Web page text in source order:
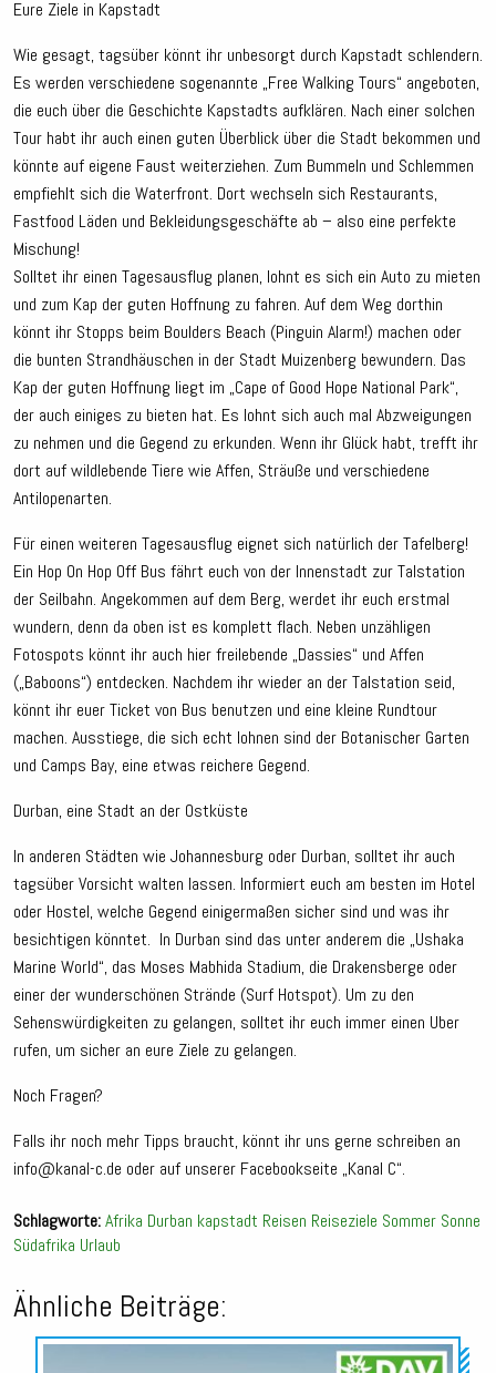
Eure Ziele in Kapstadt
Wie gesagt, tagsüber könnt ihr unbesorgt durch Kapstadt schlendern.
Es werden verschiedene sogenannte „Free Walking Tours“ angeboten,
die euch über die Geschichte Kapstadts aufklären. Nach einer solchen
Tour habt ihr auch einen guten Überblick über die Stadt bekommen und
könnte auf eigene Faust weiterziehen. Zum Bummeln und Schlemmen
empfiehlt sich die Waterfront. Dort wechseln sich Restaurants,
Fastfood Läden und Bekleidungsgeschäfte ab – also eine perfekte
Mischung!
Solltet ihr einen Tagesausflug planen, lohnt es sich ein Auto zu mieten
und zum Kap der guten Hoffnung zu fahren. Auf dem Weg dorthin
könnt ihr Stopps beim Boulders Beach (Pinguin Alarm!) machen oder
die bunten Strandhäuschen in der Stadt Muizenberg bewundern. Das
Kap der guten Hoffnung liegt im „Cape of Good Hope National Park“,
der auch einiges zu bieten hat. Es lohnt sich auch mal Abzweigungen
zu nehmen und die Gegend zu erkunden. Wenn ihr Glück habt, trefft ihr
dort auf wildlebende Tiere wie Affen, Sträuße und verschiedene
Antilopenarten.
Für einen weiteren Tagesausflug eignet sich natürlich der Tafelberg!
Ein Hop On Hop Off Bus fährt euch von der Innenstadt zur Talstation
der Seilbahn. Angekommen auf dem Berg, werdet ihr euch erstmal
wundern, denn da oben ist es komplett flach. Neben unzähligen
Fotospots könnt ihr auch hier freilebende „Dassies“ und Affen
(„Baboons“) entdecken. Nachdem ihr wieder an der Talstation seid,
könnt ihr euer Ticket von Bus benutzen und eine kleine Rundtour
machen. Ausstiege, die sich echt lohnen sind der Botanischer Garten
und Camps Bay, eine etwas reichere Gegend.
Durban, eine Stadt an der Ostküste
In anderen Städten wie Johannesburg oder Durban, solltet ihr auch
tagsüber Vorsicht walten lassen. Informiert euch am besten im Hotel
oder Hostel, welche Gegend einigermaßen sicher sind und was ihr
besichtigen könntet. In Durban sind das unter anderem die „Ushaka
Marine World“, das Moses Mabhida Stadium, die Drakensberge oder
einer der wunderschönen Strände (Surf Hotspot). Um zu den
Sehenswürdigkeiten zu gelangen, solltet ihr euch immer einen Uber
rufen, um sicher an eure Ziele zu gelangen.
Noch Fragen?
Falls ihr noch mehr Tipps braucht, könnt ihr uns gerne schreiben an
info@kanal-c.de oder auf unserer Facebookseite „Kanal C“.
Schlagworte:Afrika Durban kapstadt Reisen Reiseziele Sommer Sonne
Südafrika Urlaub
Ähnliche Beiträge:
Audio-